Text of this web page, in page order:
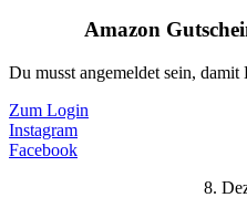
Amazon
Du musst angemeldet sein,
Zum Login
Instagram
Facebook
8.